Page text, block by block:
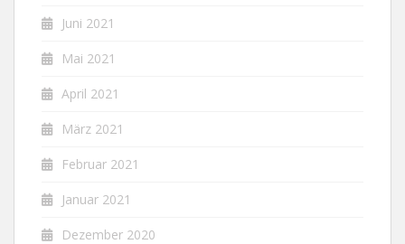
Juni 2021
Mai 2021
April 2021
März 2021
Februar 2021
Januar 2021
Dezember 2020